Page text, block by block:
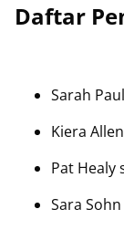
Daftar
Sarah
Kiera
Pat Healy
Sara